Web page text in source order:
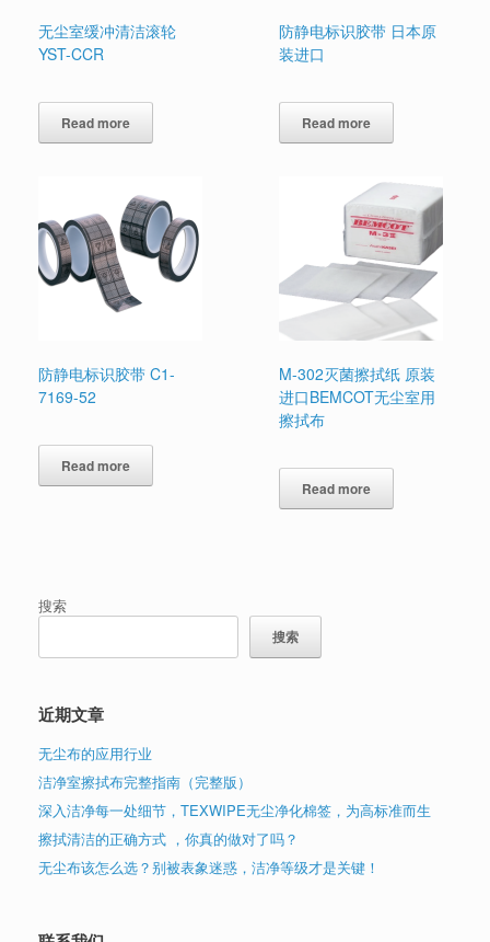
无尘室缓冲清洁滚轮
YST-CCR
Read more
防静电标识胶带 日本原
装进口
Read more
防静电标识胶带 C1-
7169-52
Read more
M-302灭菌擦拭纸 原装
进口BEMCOT无尘室用
擦拭布
Read more
搜索
搜索
近期文章
无尘布的应用行业
洁净室擦拭布完整指南（完整版）
深入洁净每一处细节，TEXWIPE无尘净化棉签，为高标准而生
擦拭清洁的正确方式 ，你真的做对了吗？
无尘布该怎么选？别被表象迷惑，洁净等级才是关键！